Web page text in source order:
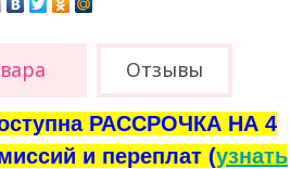
Отзывы
РАССРОЧКА НА 4
и переплат (узнать